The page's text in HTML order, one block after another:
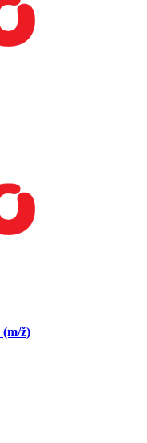
(m/ž)